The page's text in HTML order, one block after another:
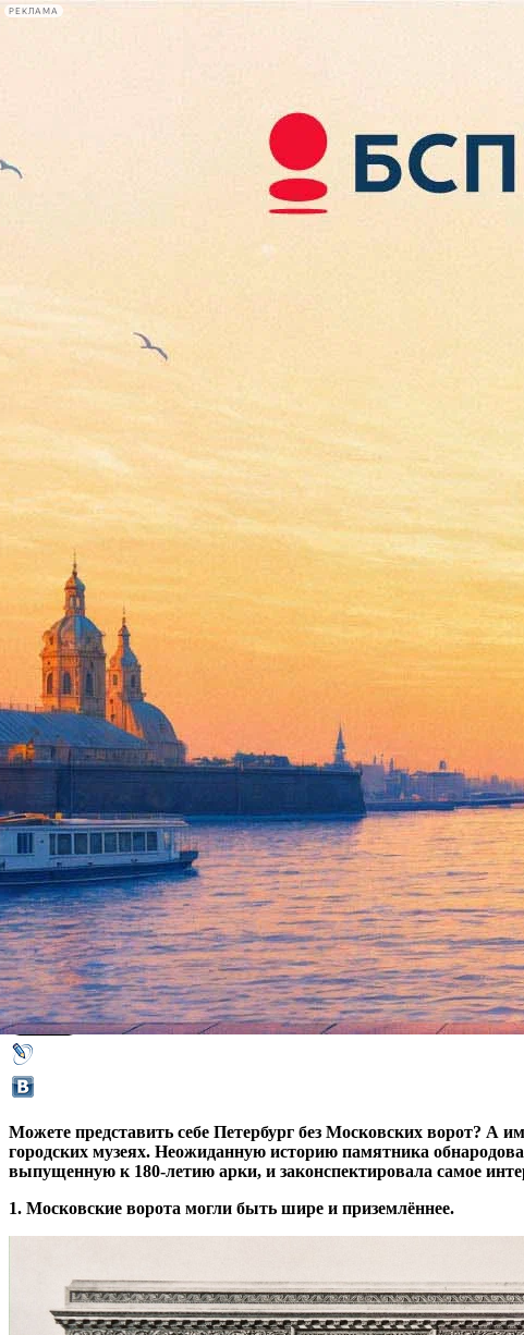
РЕКЛАМА
лекции
книги
«Ленинградское дело»
частям
23 октября 2018,12:36 Версия для печати
Можете представить себе Петербург без Московских ворот? А
городских музеях. Неожиданную историю памятника
выпущенную к 180-летию арки, и законспектировала самое
1. Московские ворота могли быть шире и приземлённее.